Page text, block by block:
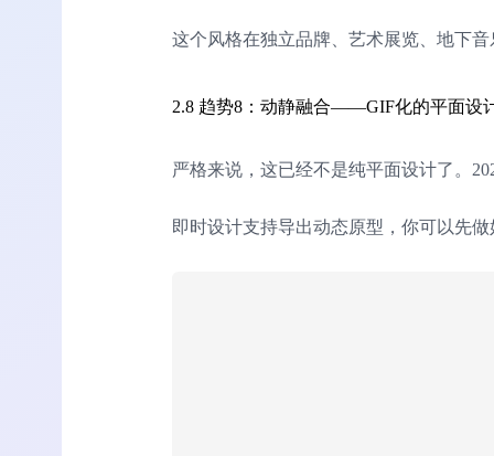
这个风格在独立品牌、艺术展览、地下
2.8 趋势8：动静融合——GIF化的平面设
严格来说，这已经不是纯平面设计了。
即时设计支持导出动态原型，你可以先